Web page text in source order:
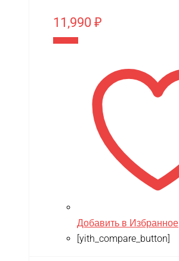
11,990 ₽
Добавить в Избранное
[yith_compare_button]